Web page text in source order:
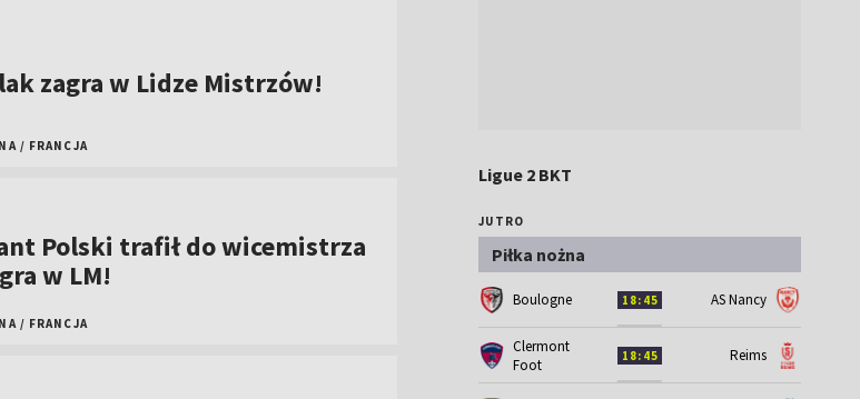
zagra w Lidze Mistrzów!
/ FRANCJA
Polski trafił do wicemistrza
w LM!
/ FRANCJA
Ligue 2 BKT
JUTRO
Piłka nożna
Boulogne 18:45 AS Nancy
Clermont
Foot
18:45 Reims